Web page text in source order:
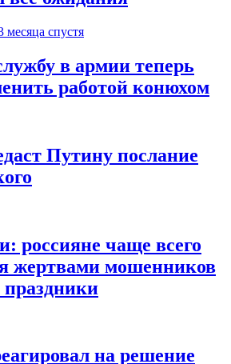
месяца спустя
в армии теперь
работой конюхом
Путину послание
россияне чаще всего
жертвами мошенников
на решение